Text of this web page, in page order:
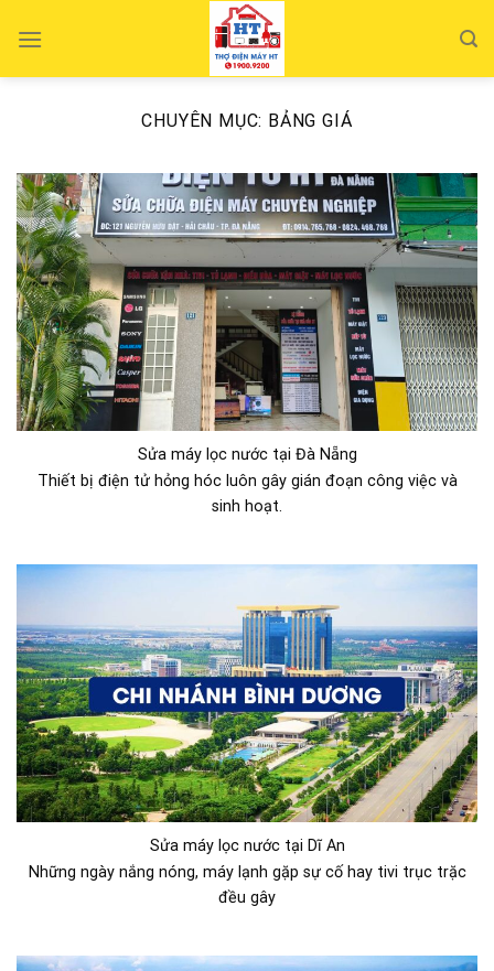
CHUYÊN MỤC: BẢNG GIÁ
Sửa máy lọc nước tại Đà Nẵng
Thiết bị điện tử hỏng hóc luôn gây gián đoạn công việc và
sinh hoạt.
Sửa máy lọc nước tại Dĩ An
Những ngày nắng nóng, máy lạnh gặp sự cố hay tivi trục trặc
đều gây